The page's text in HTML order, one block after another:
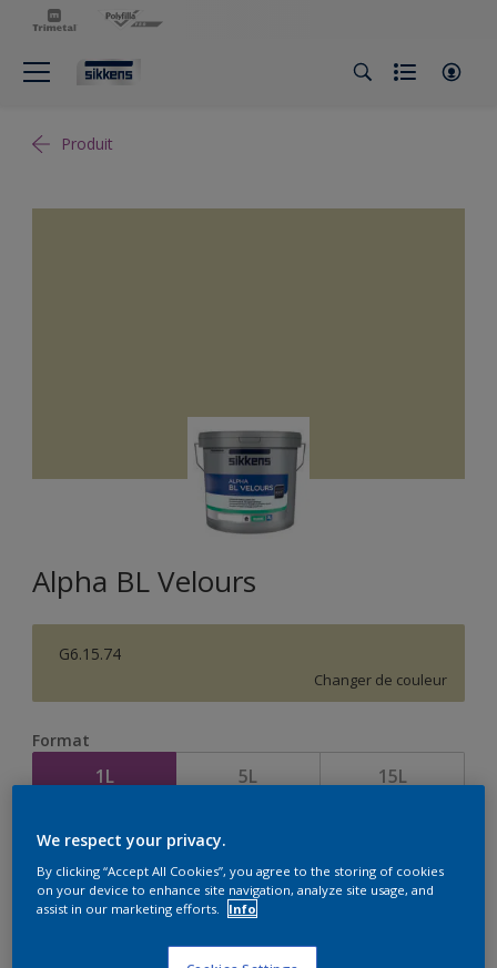
Produit
Alpha BL Velours
G6.15.74
Changer de couleur
Format
1L 5L 15L
Quantité Calculateur de peinture
Calculer
We respect your privacy.
By clicking “Accept All Cookies”, you agree to the storing of cookies
on your device to enhance site navigation, analyze site usage, and
assist in our marketing efforts.
Info